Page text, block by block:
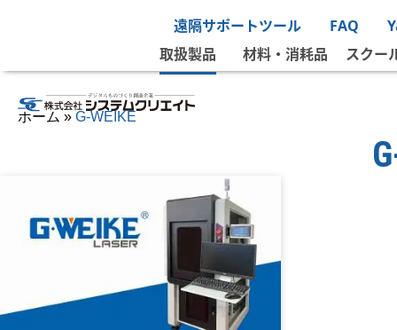
遠隔サポートツール FAQ
取扱製品
材料・消耗品 スクー
ホーム » G-WEIKE